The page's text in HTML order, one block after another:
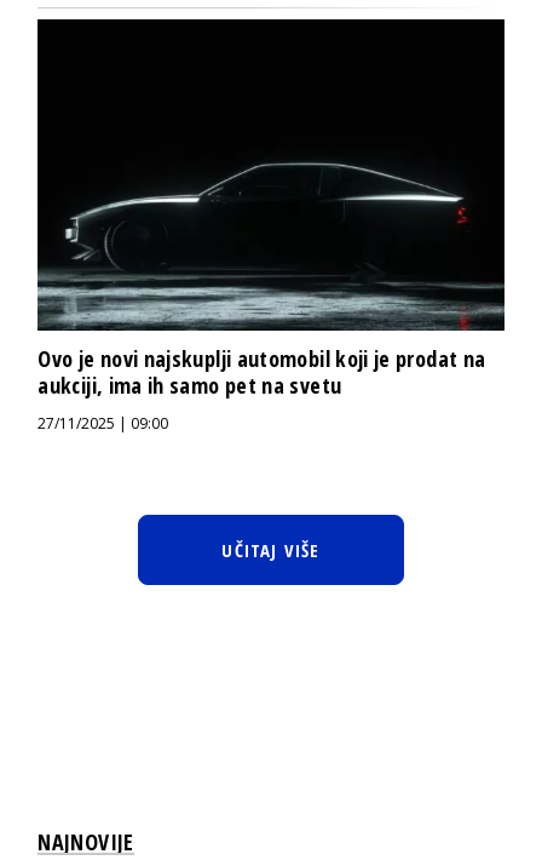
Ovo je novi najskuplji automobil koji je prodat na
aukciji, ima ih samo pet na svetu
27/11/2025 | 09:00
UČITAJ VIŠE
NAJNOVIJE